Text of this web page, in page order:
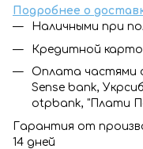
Подробнее о
Наличными при
Кредитной
Оплата частями
Sense bank,
otpbank, "Плати
Гарантия от
14 дней